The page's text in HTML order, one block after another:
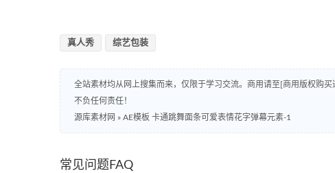
真人秀 综艺包装
全站素材均从网上搜集而来，仅限于学习交流。商用请至[商用版权购
不负任何责任！
源库素材网 » AE模板 卡通跳舞面条可爱表情花字弹幕元素-1
常见问题FAQ